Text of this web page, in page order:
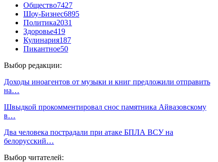
Общество7427
Шоу-Бизнес6895
Политика2031
Здоровье419
Кулинария187
Пикантное50
Выбор редакции:
Доходы иноагентов от музыки и книг предложили отправить
на…
Швыдкой прокомментировал снос памятника Айвазовскому
в…
Два человека пострадали при атаке БПЛА ВСУ на
белорусский…
Выбор читателей: